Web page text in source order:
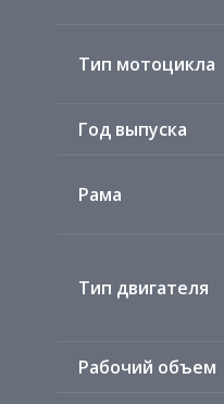
Тип мотоцикла
Год выпуска
Рама
Тип двигателя
Рабочий объем